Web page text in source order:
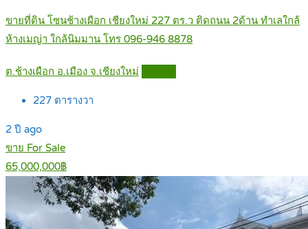
ขายที่ดิน โซนช้างเผือก เชียงใหม่ 227 ตร.ว ติดถนน 2ด้าน ทำเลใกล้
ห้างเมญ่า ใกล้นิมมาน โทร 096-946 8878
ต.ช้างเผือก อ.เมือง จ.เชียงใหม่
227 ตารางวา
2 ปี ago
ขาย For Sale
65,000,000฿